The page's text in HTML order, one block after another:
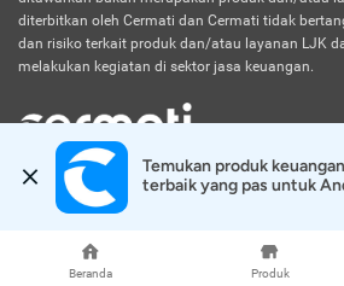
Beranda Produk
diterbitkan oleh Cermati dan Cermati tidak
dan risiko terkait produk dan/atau layanan LJK
melakukan kegiatan di sektor jasa keuangan.
© 2026 Cermati. All Rights Reserved.
Temukan produk keuangan
terbaik yang pas untuk